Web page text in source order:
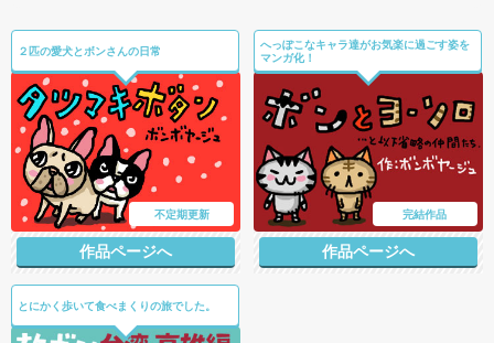
２匹の愛犬とボンさんの日常
不定期更新
作品ページへ
へっぽこなキャラ達がお気楽に過ごす姿を
マンガ化！
完結作品
作品ページへ
とにかく歩いて食べまくりの旅でした。